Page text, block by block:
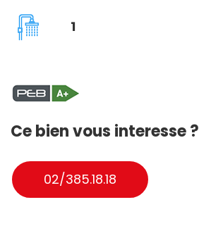
1
Ce bien vous interesse ?
02/385.18.18